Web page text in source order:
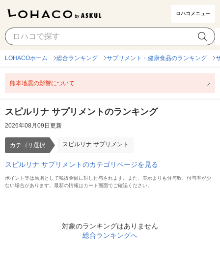
ロハコメニュー
スピルリナ サプリメント カテゴリ選択
LOHACOホーム 総合ランキング サプリメント・健康食品のランキング
熊本地震の影響について
スピルリナ サプリメントのランキング
2026年08月09日更新
カテゴリ選択 スピルリナ サプリメント
スピルリナ サプリメントのカテゴリページを見る
ポイント等は原則として税抜金額に対し付与されます。また、表示よりも付与数、付与率が少
ない場合があります。最新の情報はカート画面でご確認ください。
対象のランキングはありません
総合ランキングへ